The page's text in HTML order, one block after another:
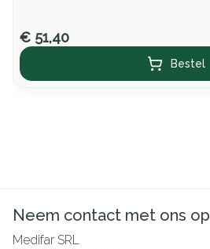
€ 51,40
Bestel
Neem contact met ons op
Medifar SRL